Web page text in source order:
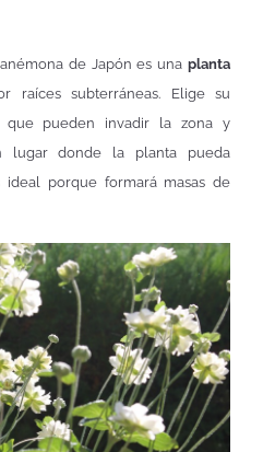
de Japón es una planta
raíces subterráneas. Elige su
que pueden invadir la zona y
lugar donde la planta pueda
porque formará masas de